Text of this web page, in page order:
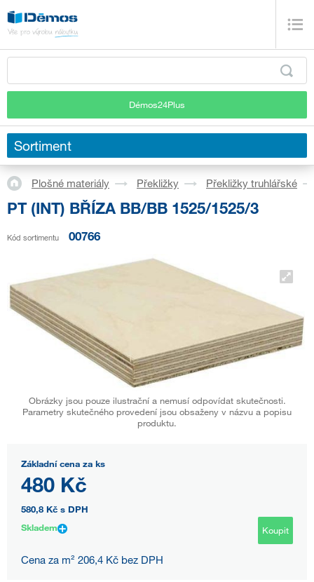
Démos24Plus
Sortiment
Plošné materiály Překližky Překližky truhlářské
PT (INT) BŘÍZA BB/BB 1525/1525/3
Kód sortimentu 00766
Obrázky jsou pouze ilustrační a nemusí odpovídat skutečnosti.
Parametry skutečného provedení jsou obsaženy v názvu a popisu
produktu.
Základní cena za ks
480 Kč
580,8 Kč s DPH
Skladem
Koupit
Cena za m² 206,4 Kč bez DPH